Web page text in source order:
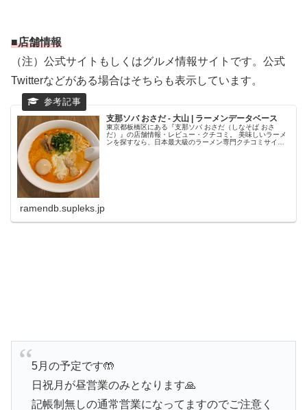
■店舗情報
（注）公式サイトもしくはグルメ情報サイトです。公式
Twitterなどがある場合はそちらも表示しています。
支那ソバ おさだ - 大山 | ラーメンデータベース
東京都板橋区にある『支那ソバ おさだ（しなそば おさ
だ）』の店舗情報・レビュー・クチコミ。 美味しいラーメ
ンを探すなら、日本最大級のラーメン専門クチコミサイト
ramendb.supleks.jp
5月の予定です🤲
日祝月が昼営業のみとなります🙏
記帳制無しの通常営業になってますのでご注意く